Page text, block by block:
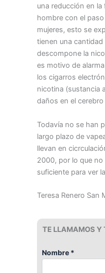
una reducción en
hombre con el
mujeres, esto se
tienen una
descompone la
es motivo de
los cigarros
nicotina (sustancia
daños en el
Todavía no se han
largo plazo de
llevan en
2000, por lo que
suficiente para ver
Teresa Renero San
TE LLAMAMOS Y
Nombre *